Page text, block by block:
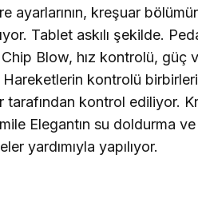
ayarlarının, kreşuar
Tablet askılı şekilde.
Chip Blow, hız kontrolü,
kontrolü
tarafından kontrol ediliyor.
Elegantın su doldurma
yardımıyla yapılıyor.